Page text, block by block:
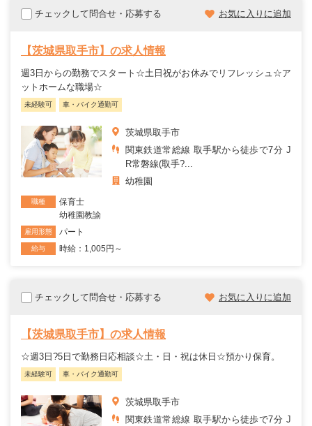
チェックして問合せ・応募する お気に入りに追加
【茨城県取手市】の求人情報
週3日からの勤務でスタート☆土日祝がお休みでリフレッシュ☆ア
ットホームな職場☆
未経験可 車・バイク通勤可
茨城県取手市
関東鉄道常総線 取手駅から徒歩で7分 J
R常磐線(取手?...
幼稚園
職種
保育士
幼稚園教諭
雇用形態 パート
給与 時給：1,005円～
チェックして問合せ・応募する お気に入りに追加
【茨城県取手市】の求人情報
☆週3日?5日で勤務日応相談☆土・日・祝は休日☆預かり保育。
未経験可 車・バイク通勤可
茨城県取手市
関東鉄道常総線 取手駅から徒歩で7分 J